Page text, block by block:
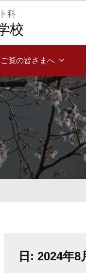
科
校
覧の皆さまへ
日:2024年8